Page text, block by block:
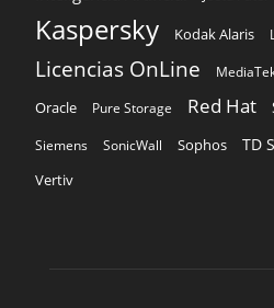
Kaspersky Kodak Alaris
Licencias OnLine
Oracle Pure Storage Red Hat
Siemens SonicWall Sophos TD
Vertiv